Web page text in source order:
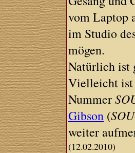
vom Laptop
im Studio
mögen.
Natürlich ist
Vielleicht ist
Nummer
Gibson (
weiter
(12.02.2010)